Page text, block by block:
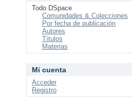
Todo DSpace
Comunidades & Colecciones
Por fecha de publicación
Autores
Títulos
Materias
Mi cuenta
Acceder
Registro